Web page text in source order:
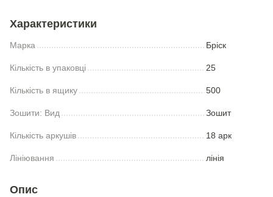
Характеристики
Марка Брiск
Кількість в упаковці 25
Кількість в ящику 500
Зошити: Вид Зошит
Кількість аркушів 18 арк
Лініювання лінія
Опис